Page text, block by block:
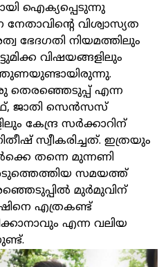
ഐക്യപ്പെടുന്നു
വിശ്വാസ്യത
ഭേദഗതി നിയമത്തിലും
വിഷയങ്ങളിലും
തെരഞ്ഞെടുപ്പ് എന്ന
ജാതി സെൻസസ്
കേന്ദ്ര സർക്കാറിന്
സ്വീകരിച്ചത്. ഇത്രയും
തന്നെ മുന്നണി
സമയത്ത്
മുർമുവിന്
എത്രകണ്ട്
എന്ന വലിയ